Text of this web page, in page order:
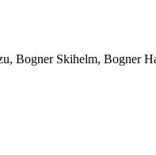
Bogner Skihelm, Bogner